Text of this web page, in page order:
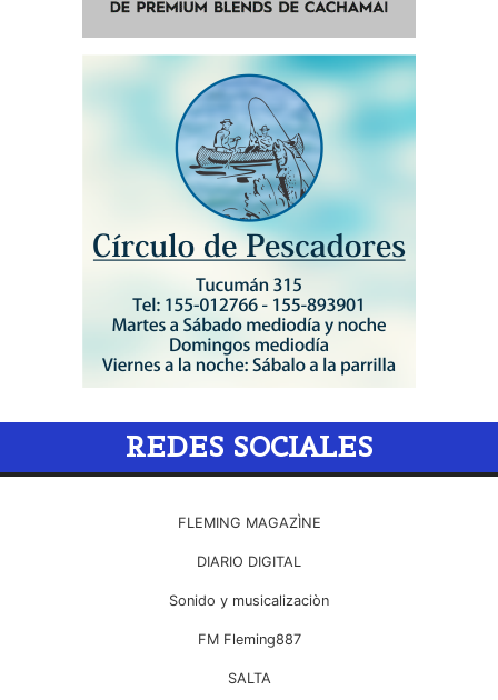
REDES SOCIALES
FLEMING MAGAZÌNE
DIARIO DIGITAL
Sonido y musicalizaciòn
FM Fleming887
SALTA